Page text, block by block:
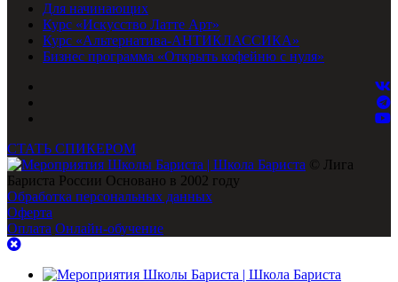
Для начинающих
Курс «Искусство Латте Арт»
Курс «Альтернатива-АНТИКЛАССИКА»
Бизнес программа «Открыть кофейню с нуля»
СТАТЬ СПИКЕРОМ
© Лига
Бариста России Основано в 2002 году
Обработка персональных данных
Оферта
Оплата Онлайн-обучение